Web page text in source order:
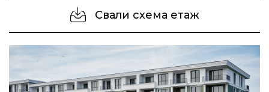
Свали схема етаж